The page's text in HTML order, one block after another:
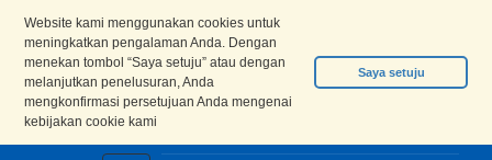
Website kami menggunakan cookies untuk
meningkatkan pengalaman Anda. Dengan
menekan tombol “Saya setuju” atau dengan
melanjutkan penelusuran, Anda
mengkonfirmasi persetujuan Anda mengenai
kebijakan cookie kami
Saya setuju